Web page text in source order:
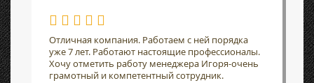
Отличная компания. Работаем с ней порядка
уже 7 лет. Работают настоящие профессионалы.
Хочу отметить работу менеджера Игоря-очень
грамотный и компетентный сотрудник.